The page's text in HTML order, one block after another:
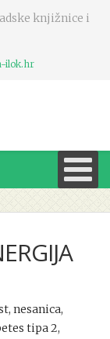
knjižnice i
ilok.hr
nesanica,
tipa 2,